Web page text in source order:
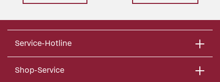
Service-Hotline
Shop-Service